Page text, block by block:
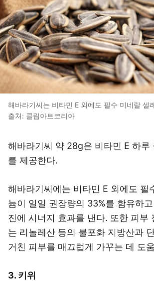
해바라기씨는 비타민 E 외에도 필수 미네랄 셀
출처: 클립아트코리아
해바라기씨 약 28g은 비타민 E 하루
를 제공한다.
해바라기씨에는 비타민 E 외에도 필
늄이 일일 권장량의 33%를 함유하
진에 시너지 효과를 낸다. 또한 피부
는 리놀레산 등의 불포화 지방산과
거친 피부를 매끄럽게 가꾸는 데 도
3. 키위